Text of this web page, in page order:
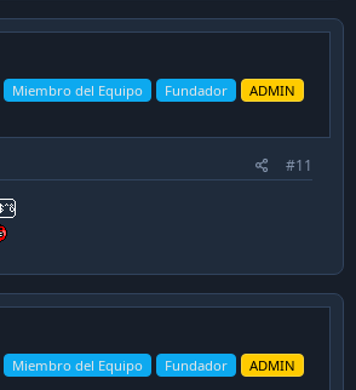
Miembro del Equipo Fundador ADMIN
#11
Miembro del Equipo Fundador ADMIN